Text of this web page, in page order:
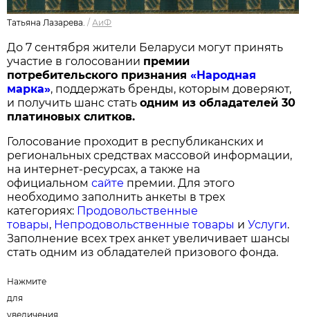
Татьяна Лазарева. /АиФ
До 7 сентября жители Беларуси могут принять
участие в голосовании премии
потребительского признания«Народная
марка», поддержать бренды, которым доверяют,
и получить шанс статьодним из обладателей 30
платиновых слитков.
Голосование проходит в республиканских и
региональных средствах массовой информации,
на интернет-ресурсах, а также на
официальномсайте премии. Для этого
необходимо заполнить анкеты в трех
категориях: Продовольственные
товары, Непродовольственные товары иУслуги.
Заполнение всех трех анкет увеличивает шансы
стать одним из обладателей призового фонда.